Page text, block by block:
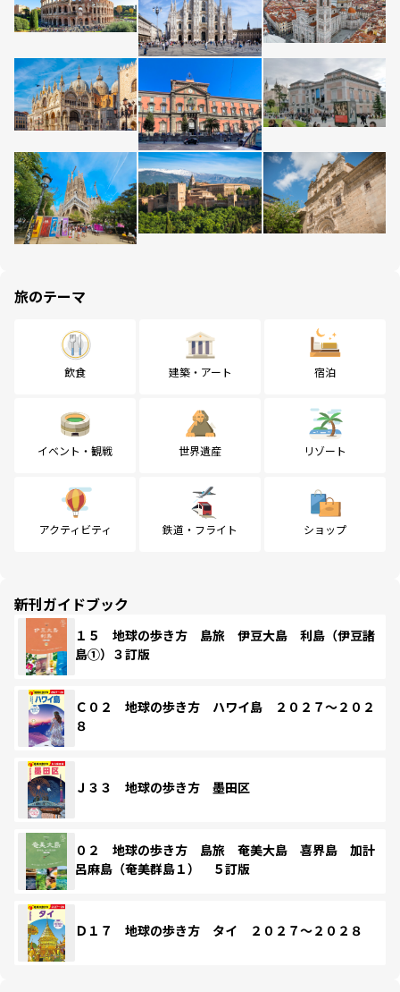
旅のテーマ
飲食 建築・アート 宿泊
イベント・観戦 世界遺産 リゾート
アクティビティ 鉄道・フライト ショップ
新刊ガイドブック
１５ 地球の歩き方 島旅 伊豆大島 利島（伊豆諸
島①）３訂版
Ｃ０２ 地球の歩き方 ハワイ島 ２０２７～２０２
８
Ｊ３３ 地球の歩き方 墨田区
０２ 地球の歩き方 島旅 奄美大島 喜界島 加計
呂麻島（奄美群島１） ５訂版
Ｄ１７ 地球の歩き方 タイ ２０２７～２０２８